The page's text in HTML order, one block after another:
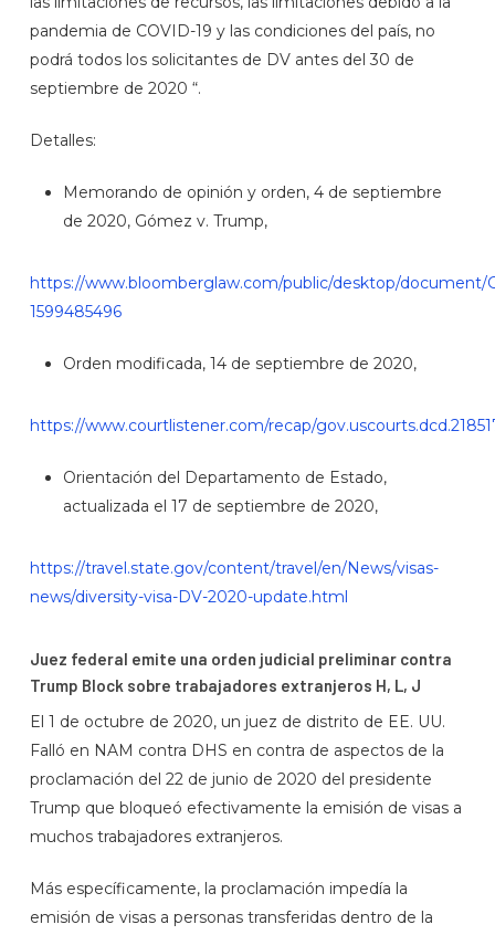
pandemia de COVID-19 y las condiciones del país, no
podrá todos los solicitantes de DV antes del 30 de
septiembre de 2020 “.
Detalles:
Memorando de opinión y orden, 4 de septiembre
de 2020, Gómez v. Trump,
https://www.bloomberglaw.com/public/desktop/document/
1599485496
Orden modificada, 14 de septiembre de 2020,
https://www.courtlistener.com/recap/
Orientación del Departamento de Estado,
actualizada el 17 de septiembre de 2020,
https://travel.state.gov/content/travel/en/News/visas-
news/diversity-visa-DV-2020-update.html
Juez federal emite una orden judicial preliminar contra
Trump Block sobre trabajadores extranjeros H, L, J
El 1 de octubre de 2020, un juez de distrito de EE. UU.
Falló en NAM contra DHS en contra de aspectos de la
proclamación del 22 de junio de 2020 del presidente
Trump que bloqueó efectivamente la emisión de visas a
muchos trabajadores extranjeros.
Más específicamente, la proclamación impedía la
emisión de visas a personas transferidas dentro de la